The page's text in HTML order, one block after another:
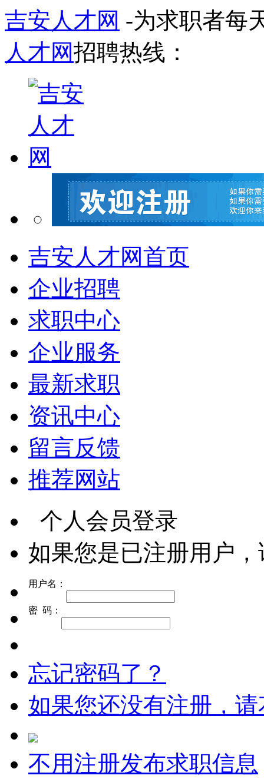
吉安人才网 -为求职者每
人才网招聘热线：
吉安人才网首页
企业招聘
求职中心
企业服务
最新求职
资讯中心
留言反馈
推荐网站
个人会员登录
如果您是已注册用户
用户名：
密 码：
忘记密码了？
如果您还没有注册，
不用注册发布求职信息